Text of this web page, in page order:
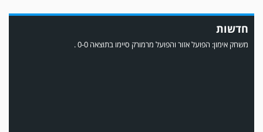
חדשות
משחק אימון: הפועל אזור והפועל מרמורק סיימו בתוצאה 0-0 .